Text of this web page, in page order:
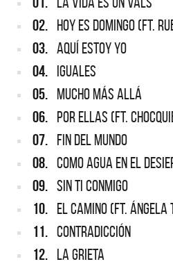
02. HOY ES DOMINGO (FT.
03. AQUÍ ESTOY YO
04. IGUALES
05. MUCHO MÁS ALLÁ
06. POR ELLAS (FT.
07. FIN DEL MUNDO
08. COMO AGUA EN EL
09. SIN TI CONMIGO
10. EL CAMINO (FT. ÁNGELA
11. CONTRADICCIÓN
12. LA GRIETA